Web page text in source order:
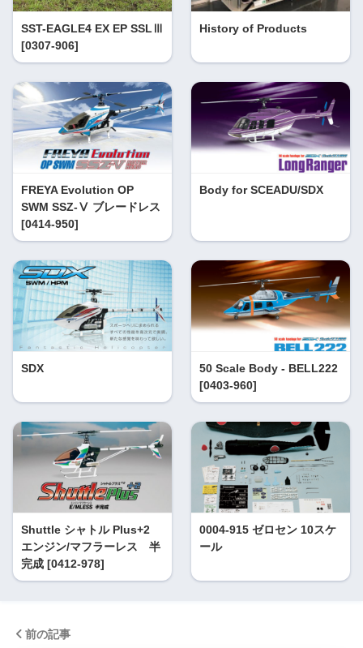
SST-EAGLE4 EX EP SSLⅢ
[0307-906]
History of Products
FREYA Evolution OP
SWM SSZ-Ⅴ ブレードレス
[0414-950]
Body for SCEADU/SDX
SDX
50 Scale Body - BELL222
[0403-960]
Shuttle シャトル Plus+2
エンジン/マフラーレス 半
完成 [0412-978]
0004-915 ゼロセン 10スケ
ール
前の記事